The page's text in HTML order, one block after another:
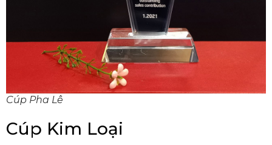
Cúp Pha Lê
Cúp Kim Loại